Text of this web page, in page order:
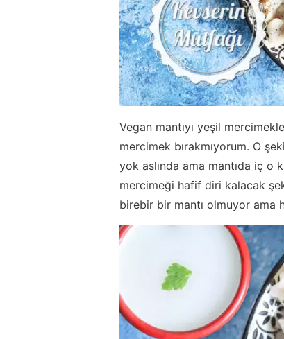
Vegan mantıyı yeşil
mercimek bırakmıyorum. O
yok aslında ama mantıda iç o
mercimeği hafif diri kalacak
birebir bir mantı olmuyor ama